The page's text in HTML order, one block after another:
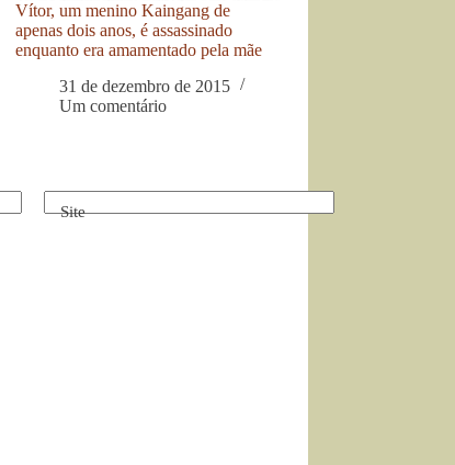
Vítor, um menino Kaingang de
apenas dois anos, é assassinado
enquanto era amamentado pela mãe
31 de dezembro de 2015
Um comentário
Site